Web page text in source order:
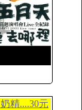
精....30元